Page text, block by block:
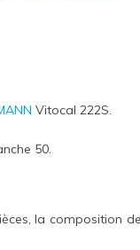
Vitocal 222S.
50.
la composition